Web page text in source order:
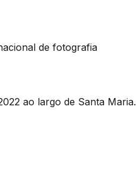
de fotografia
ao largo de Santa Maria.